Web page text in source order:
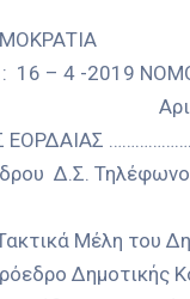
ΔΗΜΟΚΡΑΤΙΑ
: 16 – 4 -2019
Αριθμ.
ΕΟΡΔΑΙΑΣ
Δ.Σ.
Μέλη του
Δημοτικής